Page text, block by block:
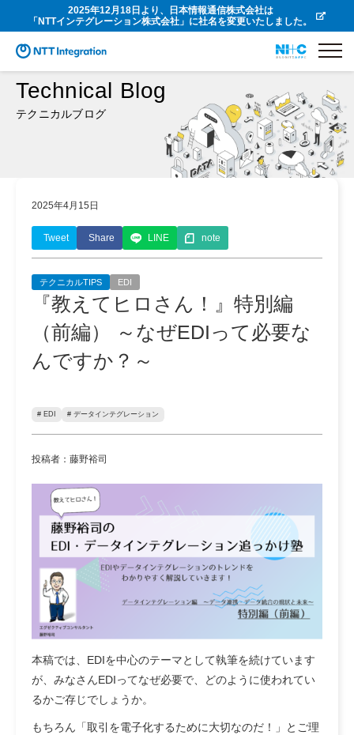
2025年12月18日より、日本情報通信株式会社は
「NTTインテグレーション株式会社」に社名を変更いたしました。
Technical Blog
テクニカルブログ
2025年4月15日
Tweet Share LINE note
テクニカルTIPS EDI
『教えてヒロさん！』特別編
（前編） ～なぜEDIって必要な
んですか？～
# EDI # データインテグレーション
投稿者：藤野裕司
本稿では、EDIを中心のテーマとして執筆を続けています
が、みなさんEDIってなぜ必要で、どのように使われてい
るかご存じでしょうか。
もちろん「取引を電子化するために大切なのだ！」とご理